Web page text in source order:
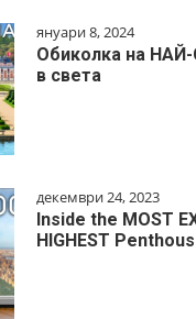
януари 8, 2024
Обиколка на
в света
декември 24, 2023
Inside the MOST
HIGHEST